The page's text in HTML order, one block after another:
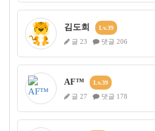
김도희 Lv.39
글 23 댓글 206
AF™ Lv.39
글 27 댓글 178